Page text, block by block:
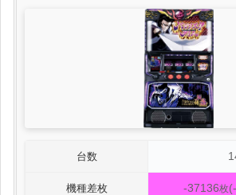
台数
機種差枚 -37136枚